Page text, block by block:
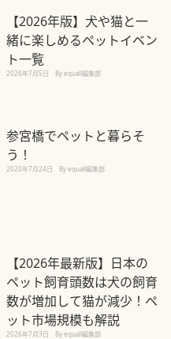
【2026年版】犬や猫と一
緒に楽しめるペットイベン
ト一覧
2026年7月5日 By equall編集部
参宮橋でペットと暮らそ
う！
2020年7月24日 By equall編集部
【2026年最新版】日本の
ペット飼育頭数は犬の飼育
数が増加して猫が減少！ペ
ット市場規模も解説
2026年7月3日 By equall編集部